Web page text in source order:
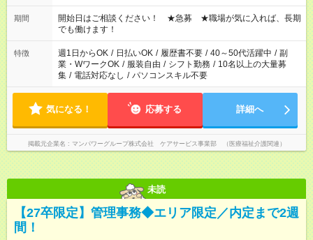
場合、他のお仕事と合わせ週40時間超の就業はご案内できませ
ん ※法令に基づき、週20時間以上勤務は社会保険への加入対象
となります ※労働者派遣法（日雇い派遣の原則禁止）により、
短時間・短期間の就業はご案内が難しい場合があります
期間
開始日はご相談ください！ ★急募 ★職場が気に入れば、長期
でも働けます！
特徴 週1日からOK / 日払いOK / 履歴書不要 / 40～50代活躍中 / 副
業・WワークOK / 服装自由 / シフト勤務 / 10名以上の大量募
集 / 電話対応なし / パソコンスキル不要
気になる！ 応募する 詳細へ
掲載元企業名 マンパワーグループ株式会社 ケアサービス事業部 （医療福祉介護関連）
未読
【27卒限定】管理事務◆エリア限定／内定まで2週
間！